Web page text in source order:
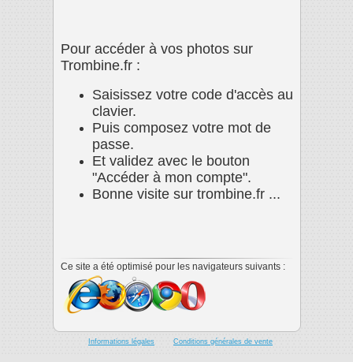
Pour accéder à vos photos sur
Trombine.fr :
Saisissez votre code d'accès au
clavier.
Puis composez votre mot de
passe.
Et validez avec le bouton
"Accéder à mon compte".
Bonne visite sur trombine.fr ...
Ce site a été optimisé pour les navigateurs suivants :
Informations légales Conditions générales de vente